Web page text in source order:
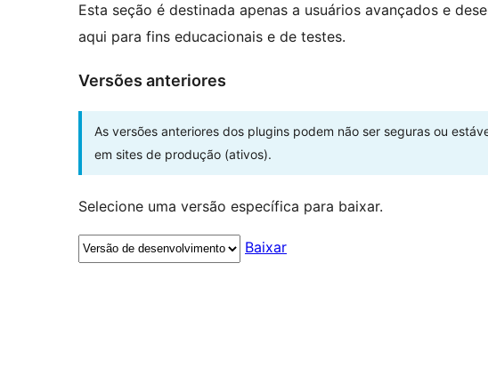
Esta seção é destinada apenas a usuários avançados e
aqui para fins educacionais e de testes.
Versões anteriores
As versões anteriores dos plugins podem não ser seguras ou
em sites de produção (ativos).
Selecione uma versão específica para baixar.
Baixar